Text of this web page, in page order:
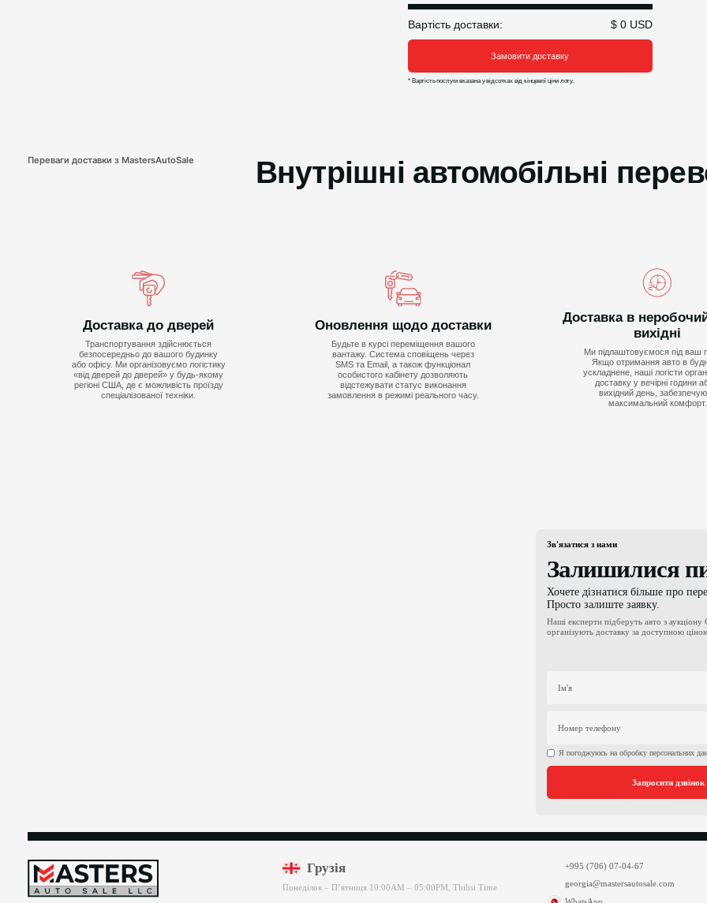
Вартість доставки: $ 0 USD
Замовити доставку
* Вартість послуги вказана у відсотках від кінцевої ціни лоту.
Переваги доставки з MastersAutoSale Внутрішні автомобільні
Доставка до дверей
Транспортування здійснюється
безпосередньо до вашого будинку
або офісу. Ми організовуємо логістику
«від дверей до дверей» у будь-якому
регіоні США, де є можливість проїзду
спеціалізованої техніки.
Оновлення щодо доставки
Будьте в курсі переміщення вашого
вантажу. Система сповіщень через
SMS та Email, а також функціонал
особистого кабінету дозволяють
відстежувати статус виконання
замовлення в режимі реального часу.
Доставка в
вихідні
Ми підлаштовуємося під ваш
Якщо отримання авто в
ускладнене, наші логісти
доставку у вечірні години
вихідний день,
максимальний комфорт.
Зв'язатися з нами
Залишилися
Хочете дізнатися більше про
Просто залиште заявку.
Наші експерти підберуть авто з
організують доставку за доступною
Я погоджуюсь на обробку персональних
Запросити дзвінок
Грузія
Понеділок – П’ятниця 10:00AM – 05:00PM, Tbilisi Time
+995 (706) 07-04-67
georgia@mastersautosale.com